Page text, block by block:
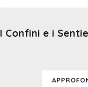
I Confini e i